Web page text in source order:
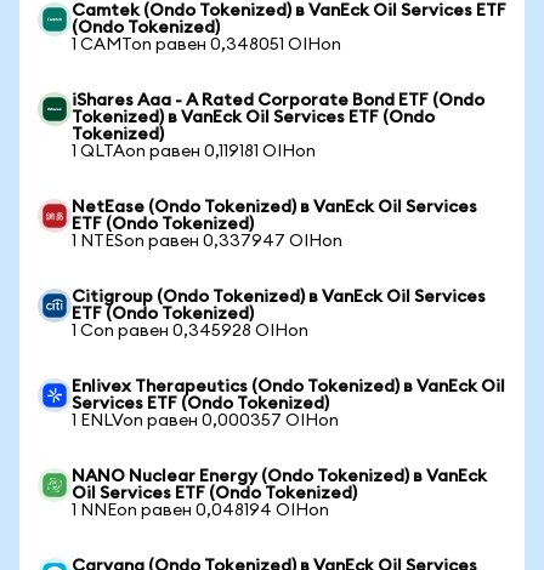
Camtek (Ondo Tokenized) в VanEck Oil Services ETF
(Ondo Tokenized)
1 CAMTon равен 0,348051 OIHon
iShares Aaa - A Rated Corporate Bond ETF (Ondo
Tokenized) в VanEck Oil Services ETF (Ondo
Tokenized)
1 QLTAon равен 0,119181 OIHon
NetEase (Ondo Tokenized) в VanEck Oil Services
ETF (Ondo Tokenized)
1 NTESon равен 0,337947 OIHon
Citigroup (Ondo Tokenized) в VanEck Oil Services
ETF (Ondo Tokenized)
1 Con равен 0,345928 OIHon
Enlivex Therapeutics (Ondo Tokenized) в VanEck Oil
Services ETF (Ondo Tokenized)
1 ENLVon равен 0,000357 OIHon
NANO Nuclear Energy (Ondo Tokenized) в VanEck
Oil Services ETF (Ondo Tokenized)
1 NNEon равен 0,048194 OIHon
Carvana (Ondo Tokenized) в VanEck Oil Services